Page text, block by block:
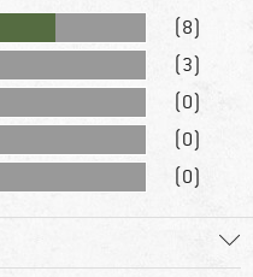
(8)
(3)
(0)
(0)
(0)